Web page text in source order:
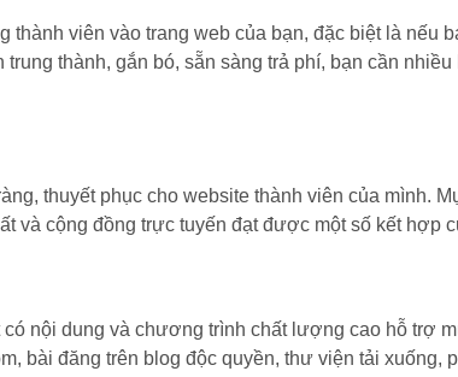
thành viên vào trang web của bạn, đặc biệt là
thành, gắn bó, sẵn sàng trả phí, bạn cần
thuyết phục cho website thành viên của mình.
và cộng đồng trực tuyến đạt được một số kết hợp
nội dung và chương trình chất lượng cao hỗ trợ
bài đăng trên blog độc quyền, thư viện tải xuống,